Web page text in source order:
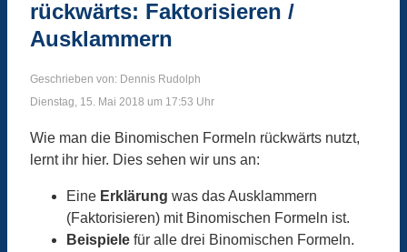
rückwärts: Faktorisieren /
Ausklammern
Geschrieben von: Dennis Rudolph
Dienstag, 15. Mai 2018 um 17:53 Uhr
Wie man die Binomischen Formeln rückwärts nutzt,
lernt ihr hier. Dies sehen wir uns an:
Eine Erklärung was das Ausklammern
(Faktorisieren) mit Binomischen Formeln ist.
Beispiele für alle drei Binomischen Formeln.